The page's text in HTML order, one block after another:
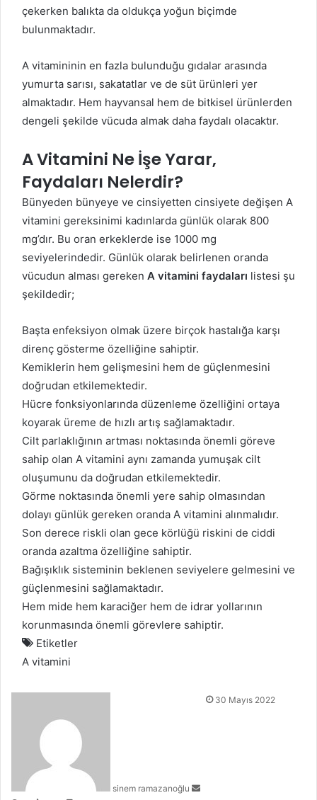
çekerken balıkta da oldukça yoğun biçimde
bulunmaktadır.
A vitamininin en fazla bulunduğu gıdalar arasında
yumurta sarısı, sakatatlar ve de süt ürünleri yer
almaktadır. Hem hayvansal hem de bitkisel ürünlerden
dengeli şekilde vücuda almak daha faydalı olacaktır.
A Vitamini Ne İşe Yarar,
Faydaları Nelerdir?
Bünyeden bünyeye ve cinsiyetten cinsiyete değişen A
vitamini gereksinimi kadınlarda günlük olarak 800
mg’dır. Bu oran erkeklerde ise 1000 mg
seviyelerindedir. Günlük olarak belirlenen oranda
vücudun alması gereken A vitamini faydaları listesi şu
şekildedir;
Başta enfeksiyon olmak üzere birçok hastalığa karşı
direnç gösterme özelliğine sahiptir.
Kemiklerin hem gelişmesini hem de güçlenmesini
doğrudan etkilemektedir.
Hücre fonksiyonlarında düzenleme özelliğini ortaya
koyarak üreme de hızlı artış sağlamaktadır.
Cilt parlaklığının artması noktasında önemli göreve
sahip olan A vitamini aynı zamanda yumuşak cilt
oluşumunu da doğrudan etkilemektedir.
Görme noktasında önemli yere sahip olmasından
dolayı günlük gereken oranda A vitamini alınmalıdır.
Son derece riskli olan gece körlüğü riskini de ciddi
oranda azaltma özelliğine sahiptir.
Bağışıklık sisteminin beklenen seviyelere gelmesini ve
güçlenmesini sağlamaktadır.
Hem mide hem karaciğer hem de idrar yollarının
korunmasında önemli görevlere sahiptir.
Etiketler
A vitamini
sinem ramazanoğlu
Bir 30 Mayıs 2022